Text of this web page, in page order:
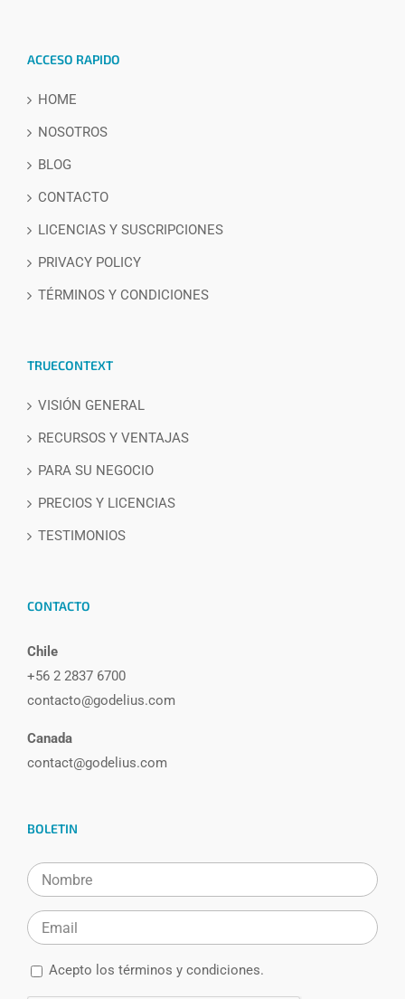
ACCESO RAPIDO
HOME
NOSOTROS
BLOG
CONTACTO
LICENCIAS Y SUSCRIPCIONES
PRIVACY POLICY
TÉRMINOS Y CONDICIONES
TRUECONTEXT
VISIÓN GENERAL
RECURSOS Y VENTAJAS
PARA SU NEGOCIO
PRECIOS Y LICENCIAS
TESTIMONIOS
CONTACTO
Chile
+56 2 2837 6700
contacto@godelius.com
Canada
contact@godelius.com
BOLETIN
Acepto los términos y condiciones.